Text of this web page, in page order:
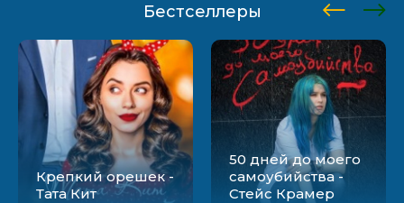
Бестселлеры
Крепкий орешек -
Тата Кит
50 дней до моего
самоубийства -
Стейс Крамер